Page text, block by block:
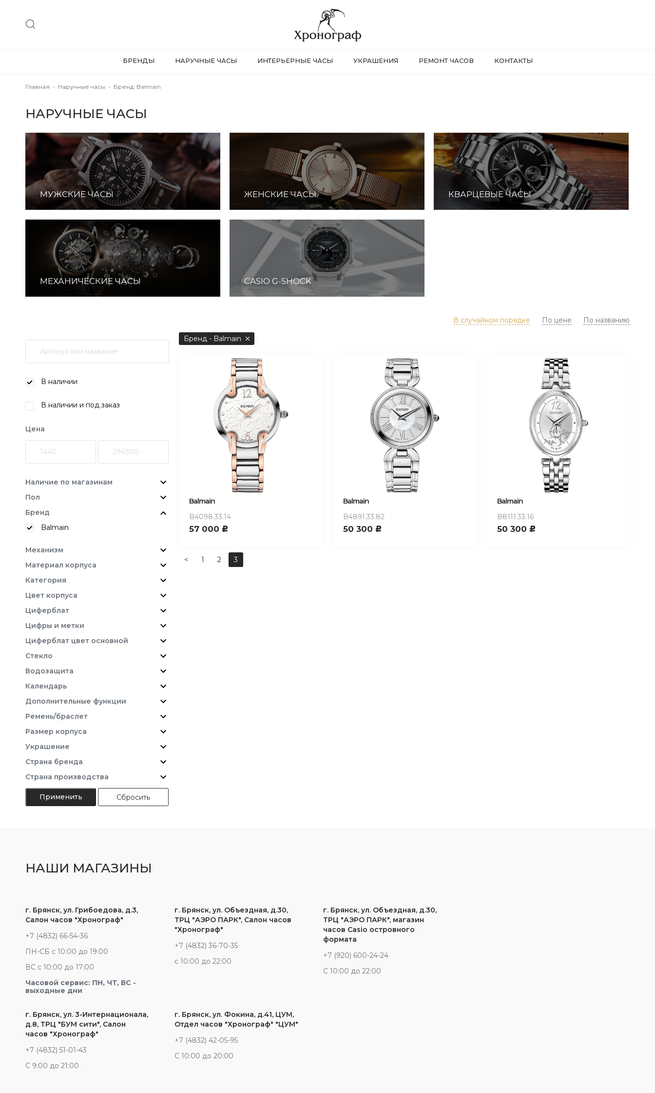
БРЕНДЫ НАРУЧНЫЕ ЧАСЫ ИНТЕРЬЕРНЫЕ ЧАСЫ УКРАШЕНИЯ РЕМОНТ ЧАСОВ КОНТАКТЫ
Главная - Наручные часы - Бренд: Balmain
НАРУЧНЫЕ ЧАСЫ
МУЖСКИЕ ЧАСЫ ЖЕНСКИЕ ЧАСЫ КВАРЦЕВЫЕ ЧАСЫ
МЕХАНИЧЕСКИЕ ЧАСЫ CASIO G-SHOCK
В наличии
В наличии и под заказ
Цена
Наличие по магазинам
Пол
Бренд
Balmain
Механизм
Материал корпуса
Категория
Цвет корпуса
Циферблат
Цифры и метки
Циферблат цвет основной
Стекло
Водозащита
Календарь
Дополнительные функции
Ремень/браслет
Размер корпуса
Украшение
Страна бренда
Страна производства
Сбросить
В случайном порядке По цене По названию
Бренд - Balmain
Balmain
B4098.33.14
57 000 c
Balmain
B4891.33.82
50 300 c
Balmain
B8111.33.16
50 300 c
< 1 2 3
НАШИ МАГАЗИНЫ
г. Брянск, ул. Грибоедова, д.3,
Салон часов "Хронограф"
+7 (4832) 66-54-36
ПН-СБ с 10:00 до 19:00
ВС с 10:00 до 17:00
Часовой сервис: ПН, ЧТ, ВС -
выходные дни
г. Брянск, ул. Объездная, д.30,
ТРЦ "АЭРО ПАРК", Салон часов
"Хронограф"
+7 (4832) 36-70-35
c 10:00 до 22:00
г. Брянск, ул. Объездная, д.30,
ТРЦ "АЭРО ПАРК", магазин
часов Casio островного
формата
+7 (920) 600-24-24
С 10:00 до 22:00
г. Брянск, ул. 3-Интернационала,
д.8, ТРЦ "БУМ сити", Салон
часов "Хронограф"
+7 (4832) 51-01-43
С 9:00 до 21:00
г. Брянск, ул. Фокина, д.41, ЦУМ,
Отдел часов "Хронограф" "ЦУМ"
+7 (4832) 42-05-95
С 10:00 до 20:00